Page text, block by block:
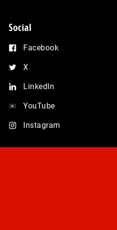
Social
Facebook
X
LinkedIn
YouTube
Instagram